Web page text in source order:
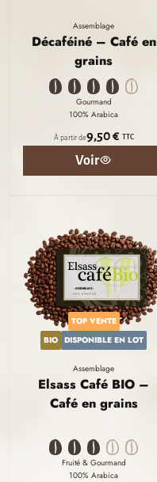
Assemblage
Décaféiné – Café en
grains
Gourmand
100% Arabica
À partir de9,50 € TTC
Voir
BIO DISPONIBLE EN LOT
TOP VENTE
Assemblage
Elsass Café BIO –
Café en grains
Fruité & Gourmand
100% Arabica